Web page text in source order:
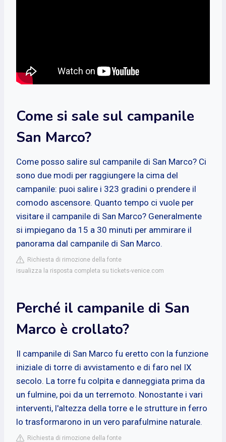
Come si sale sul campanile
San Marco?
Come posso salire sul campanile di San Marco? Ci
sono due modi per raggiungere la cima del
campanile: puoi salire i 323 gradini o prendere il
comodo ascensore. Quanto tempo ci vuole per
visitare il campanile di San Marco? Generalmente
si impiegano da 15 a 30 minuti per ammirare il
panorama dal campanile di San Marco.
Richiesta di rimozione della fonte
isualizza la risposta completa su tickets-venice.com
Perché il campanile di San
Marco è crollato?
Il campanile di San Marco fu eretto con la funzione
iniziale di torre di avvistamento e di faro nel IX
secolo. La torre fu colpita e danneggiata prima da
un fulmine, poi da un terremoto. Nonostante i vari
interventi, l'altezza della torre e le strutture in ferro
lo trasformarono in un vero parafulmine naturale.
Richiesta di rimozione della fonte